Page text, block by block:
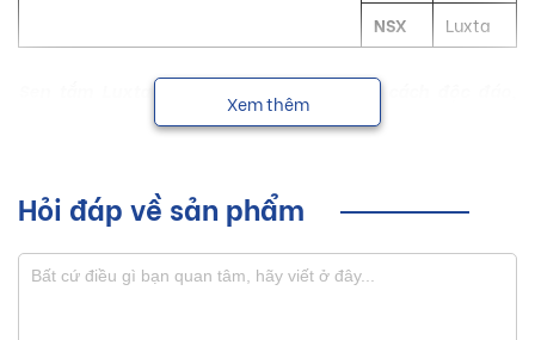
NSX Luxta
Sen tắm Luxta giúp tạo nên một phong cách độc đáo,
phong phú, mang đến một không gian sống hiện đại, tiện
Sơ lược về sản phẩm sen tắm Luxta
Hiện nay, thị trường trong nước xuất hiện nhiều sản phẩm
Xem thêm
Hỏi đáp về sản phẩm